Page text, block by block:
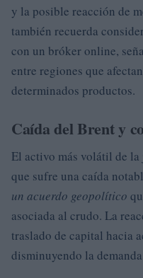
y la posible reacción de
también recuerda
con un bróker online,
entre regiones que
determinados productos.
Caída del Brent y
El activo más volátil de la
que sufre una caída
un acuerdo geopolítico
asociada al crudo. La
traslado de capital hacia
disminuyendo la